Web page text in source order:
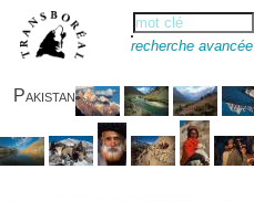
recherche avancée
Pakistan